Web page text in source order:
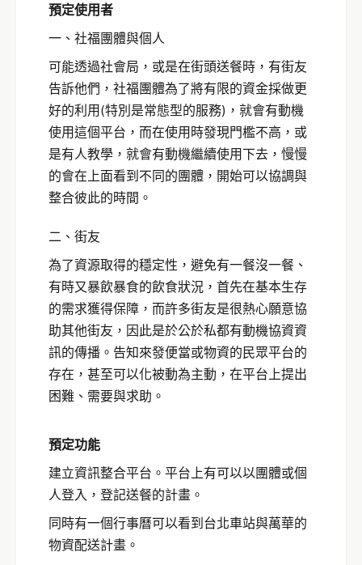
預定使用者
一、社福團體與個人
可能透過社會局，或是在街頭送餐時，有街友
告訴他們，社福團體為了將有限的資金採做更
好的利用(特別是常態型的服務)，就會有動機
使用這個平台，而在使用時發現門檻不高，或
是有人教學，就會有動機繼續使用下去，慢慢
的會在上面看到不同的團體，開始可以協調與
整合彼此的時間。
二、街友
為了資源取得的穩定性，避免有一餐沒一餐、
有時又暴飲暴食的飲食狀況，首先在基本生存
的需求獲得保障，而許多街友是很熱心願意協
助其他街友，因此是於公於私都有動機協資資
訊的傳播。告知來發便當或物資的民眾平台的
存在，甚至可以化被動為主動，在平台上提出
困難、需要與求助。
預定功能
建立資訊整合平台。平台上有可以以團體或個
人登入，登記送餐的計畫。
同時有一個行事曆可以看到台北車站與萬華的
物資配送計畫。